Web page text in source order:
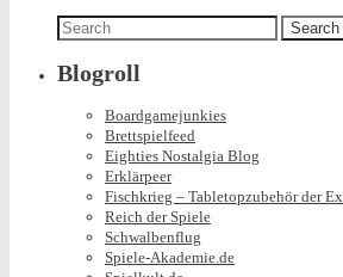
Search
for:
Blogroll
Boardgamejunkies
Brettspielfeed
Eighties Nostalgia Blog
Erklärpeer
Fischkrieg – Tabletopzubehör der
Reich der Spiele
Schwalbenflug
Spiele-Akademie.de